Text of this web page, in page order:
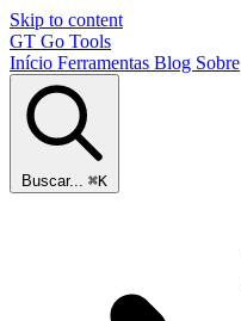
Skip to content
GT Go Tools
Início Ferramentas Blog Sobre
Buscar... ⌘K